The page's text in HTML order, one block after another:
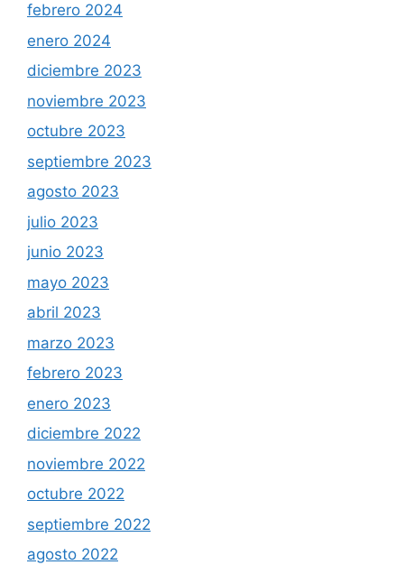
febrero 2024
enero 2024
diciembre 2023
noviembre 2023
octubre 2023
septiembre 2023
agosto 2023
julio 2023
junio 2023
mayo 2023
abril 2023
marzo 2023
febrero 2023
enero 2023
diciembre 2022
noviembre 2022
octubre 2022
septiembre 2022
agosto 2022